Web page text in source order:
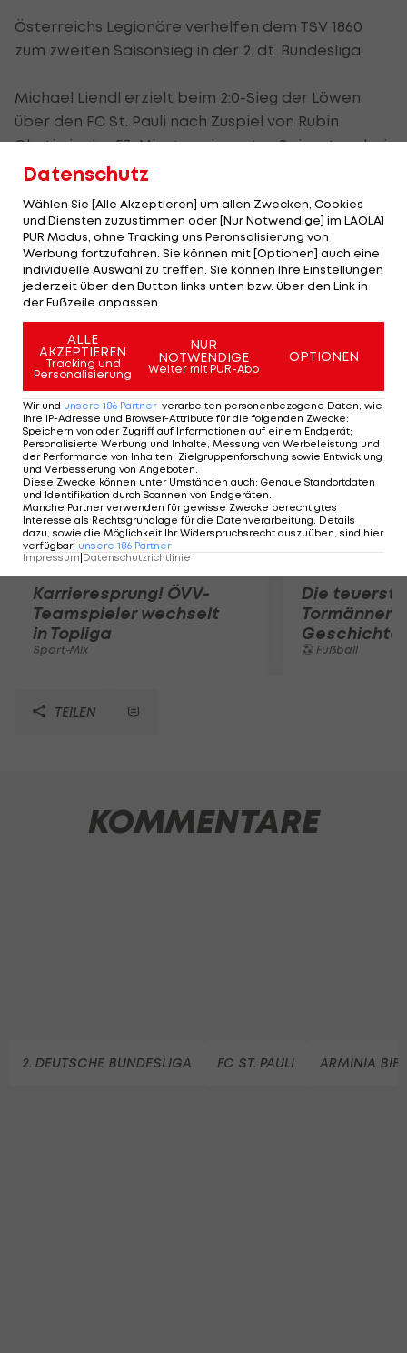
Österreichs Legionäre verhelfen dem TSV 1860
zum zweiten Saisonsieg in der 2. dt. Bundesliga.
Michael Liendl erzielt beim 2:0-Sieg der Löwen
über den FC St. Pauli nach Zuspiel von Rubin
Okotie in der 53. Minute sein erstes Saisontor, drei
Minuten später legt der ÖFB-Teamstürmer selbst
Relegationsplatz.
Indes stürmt RB Leipzig durch einen 1:0-
Auswärtsieg bei Aufsteiger Arminia Bielefeld an
die Tabellenspitze, das einzige Tor erzielt Davie
Selke (40.).
Mehr zum Thema
Karrieresprung! ÖVV-
Teamspieler wechselt
in Topliga
Sport-Mix
Die
Tormänner
Geschichte
Fußball
TEILEN
KOMMENTARE
2. DEUTSCHE BUNDESLIGA FC ST. PAULI ARMINIA
Datenschutz
Wählen Sie [Alle Akzeptieren] um allen Zwecken, Cookies
und Diensten zuzustimmen oder [Nur Notwendige] im LAOLA1
PUR Modus, ohne Tracking uns Peronsalisierung von
Werbung fortzufahren. Sie können mit [Optionen] auch eine
individuelle Auswahl zu treffen. Sie können Ihre Einstellungen
jederzeit über den Button links unten bzw. über den Link in
der Fußzeile anpassen.
ALLE
AKZEPTIEREN
Tracking und
Personalisierung
NUR
NOTWENDIGE
Weiter mit PUR-Abo
OPTIONEN
Wir und unsere 186 Partner verarbeiten personenbezogene Daten, wie
Ihre IP-Adresse und Browser-Attribute für die folgenden Zwecke:
Speichern von oder Zugriff auf Informationen auf einem Endgerät;
Personalisierte Werbung und Inhalte, Messung von Werbeleistung und
der Performance von Inhalten, Zielgruppenforschung sowie Entwicklung
und Verbesserung von Angeboten.
Diese Zwecke können unter Umständen auch: Genaue Standortdaten
und Identifikation durch Scannen von Endgeräten.
Manche Partner verwenden für gewisse Zwecke berechtigtes
Interesse als Rechtsgrundlage für die Datenverarbeitung. Details
dazu, sowie die Möglichkeit Ihr Widerspruchsrecht auszuüben, sind hier
verfügbar: unsere 186 Partner
Impressum Datenschutzrichtlinie